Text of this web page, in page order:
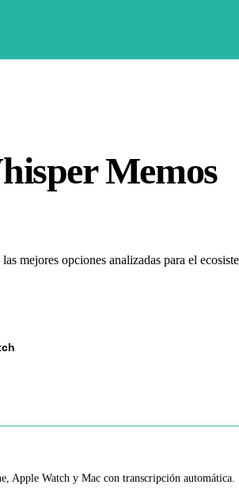
Memos
mejores opciones analizadas para el
Apple Watch y Mac con transcripción automática.